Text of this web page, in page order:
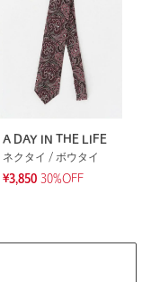
A DAY IN THE LIFE
ネクタイ / ボウタイ
¥3,850 30%OFF